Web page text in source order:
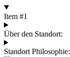
Item #1
Über den Standort:
Standort Philosophie: